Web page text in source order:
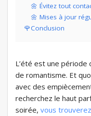
🌼 Évitez tout
🌼 Mises à jour
🌹Conclusion
L’été est une
de romantisme. Et
avec des
recherchez le haut
soirée, vous